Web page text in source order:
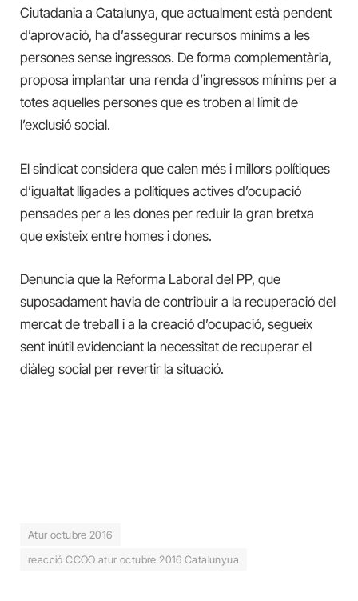
Ciutadania a Catalunya, que actualment està pendent
d’aprovació, ha d’assegurar recursos mínims a les
persones sense ingressos. De forma complementària,
proposa implantar una renda d’ingressos mínims per a
totes aquelles persones que es troben al límit de
l’exclusió social.
El sindicat considera que calen més i millors polítiques
d’igualtat lligades a polítiques actives d’ocupació
pensades per a les dones per reduir la gran bretxa
que existeix entre homes i dones.
Denuncia que la Reforma Laboral del PP, que
suposadament havia de contribuir a la recuperació del
mercat de treball i a la creació d’ocupació, segueix
sent inútil evidenciant la necessitat de recuperar el
diàleg social per revertir la situació.
Atur octubre 2016
reacció CCOO atur octubre 2016 Catalunyua